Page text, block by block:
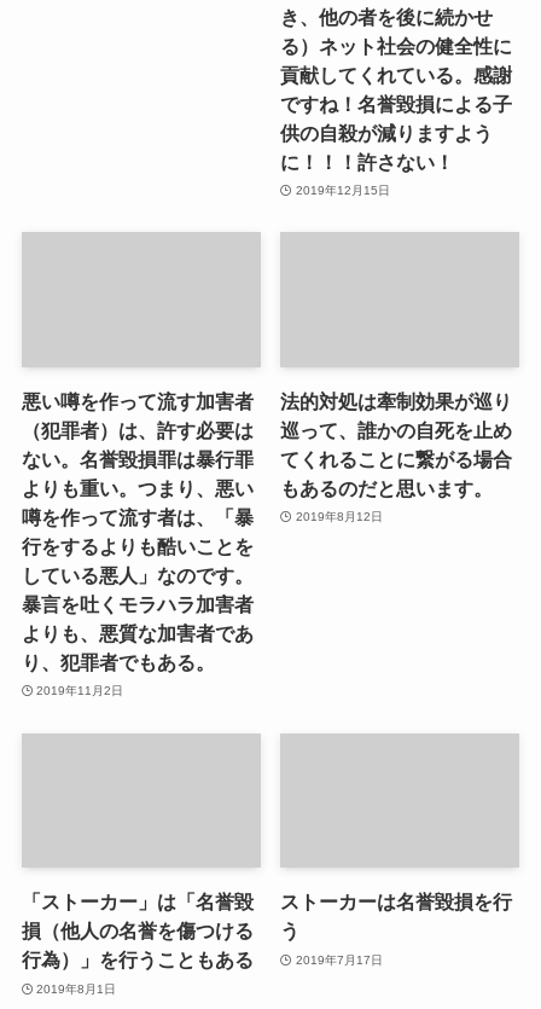
き、他の者を後に続かせ
る）ネット社会の健全性に
貢献してくれている。感謝
ですね！名誉毀損による子
供の自殺が減りますよう
に！！！許さない！
2019年12月15日
悪い噂を作って流す加害者
（犯罪者）は、許す必要は
ない。名誉毀損罪は暴行罪
よりも重い。つまり、悪い
噂を作って流す者は、「暴
行をするよりも酷いことを
している悪人」なのです。
暴言を吐くモラハラ加害者
よりも、悪質な加害者であ
り、犯罪者でもある。
2019年11月2日
法的対処は牽制効果が巡り
巡って、誰かの自死を止め
てくれることに繋がる場合
もあるのだと思います。
2019年8月12日
「ストーカー」は「名誉毀
損（他人の名誉を傷つける
行為）」を行うこともある
2019年8月1日
ストーカーは名誉毀損を行
う
2019年7月17日